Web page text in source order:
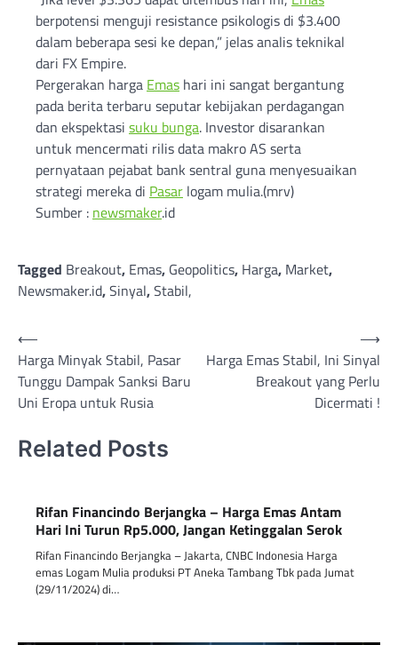
berpotensi menguji resistance psikologis di $3.400
dalam beberapa sesi ke depan,” jelas analis teknikal
dari FX Empire.
Pergerakan harga Emas hari ini sangat bergantung
pada berita terbaru seputar kebijakan perdagangan
dan ekspektasi suku bunga. Investor disarankan
untuk mencermati rilis data makro AS serta
pernyataan pejabat bank sentral guna menyesuaikan
strategi mereka di Pasar logam mulia.(mrv)
Sumber : newsmaker.id
Tagged Breakout, Emas, Geopolitics, Harga, Market,
Newsmaker.id,Sinyal,Stabil,
Post
navigation
⟵
Harga Minyak Stabil, Pasar
Tunggu Dampak Sanksi Baru
Uni Eropa untuk Rusia
Harga Emas Stabil, Ini Sinyal
Breakout yang Perlu
Dicermati !
⟶
Related Posts
Rifan Financindo Berjangka – Harga Emas Antam
Hari Ini Turun Rp5.000, Jangan Ketinggalan Serok
Rifan Financindo Berjangka – Jakarta, CNBC Indonesia Harga
emas Logam Mulia produksi PT Aneka Tambang Tbk pada Jumat
(29/11/2024) di…